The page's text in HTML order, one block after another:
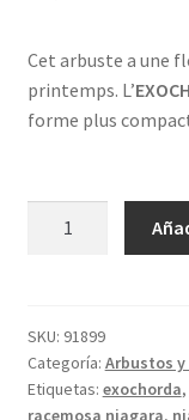
Cet arbuste a une
printemps. L’
forme plus
SKU: 91899
Categoría: Arbustos
Etiquetas: exochorda,
racemosa niagara,